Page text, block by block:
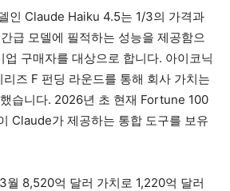
인 Claude Haiku 4.5는 1/3의 가격과
급 모델에 필적하는 성능을 제공함으
업 구매자를 대상으로 합니다. 아이코닉
즈 F 펀딩 라운드를 통해 회사 가치는
습니다. 2026년 초 현재 Fortune 100
Claude가 제공하는 통합 도구를 보유
월 8,520억 달러 가치로 1,220억 달러